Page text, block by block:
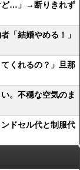
ど…」→断りきれず
「結婚やめる！」
くれるの？」旦那
。不穏な空気のま
ドセル代と制服代